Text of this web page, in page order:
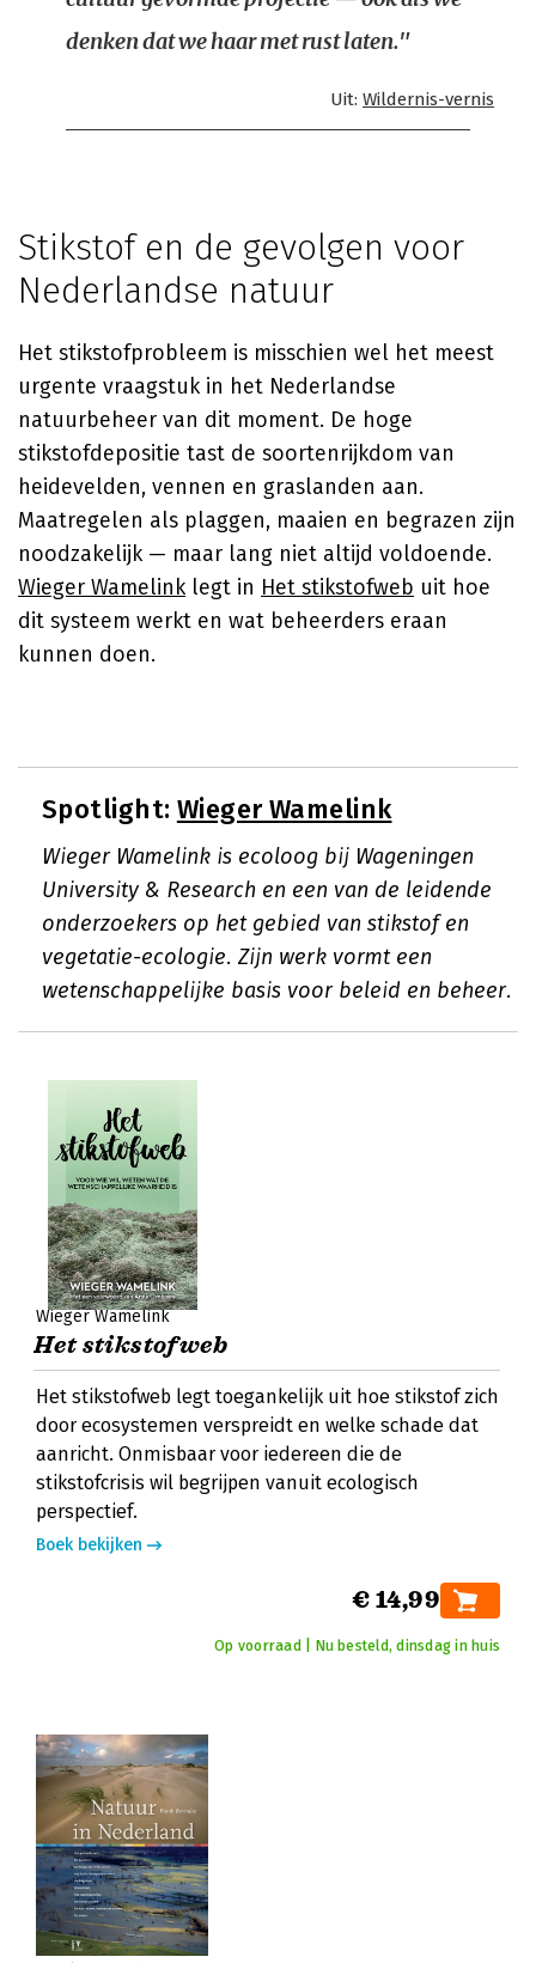
denken dat we haar met rust laten."
Uit: Wildernis-vernis
Stikstof en de gevolgen voor
Nederlandse natuur
Het stikstofprobleem is misschien wel het meest
urgente vraagstuk in het Nederlandse
natuurbeheer van dit moment. De hoge
stikstofdepositie tast de soortenrijkdom van
heidevelden, vennen en graslanden aan.
Maatregelen als plaggen, maaien en begrazen zijn
noodzakelijk — maar lang niet altijd voldoende.
Wieger Wamelinklegt in Het stikstofweb uit hoe
dit systeem werkt en wat beheerders eraan
kunnen doen.
Spotlight: Wieger Wamelink
Wieger Wamelink is ecoloog bij Wageningen
University & Research en een van de leidende
onderzoekers op het gebied van stikstof en
vegetatie-ecologie. Zijn werk vormt een
wetenschappelijke basis voor beleid en beheer.
Wieger Wamelink
Het stikstofweb
Het stikstofweb legt toegankelijk uit hoe stikstof zich
door ecosystemen verspreidt en welke schade dat
aanricht. Onmisbaar voor iedereen die de
stikstofcrisis wil begrijpen vanuit ecologisch
perspectief.
Boek bekijken
€ 14,99
Op voorraad | Nu besteld, dinsdag in huis